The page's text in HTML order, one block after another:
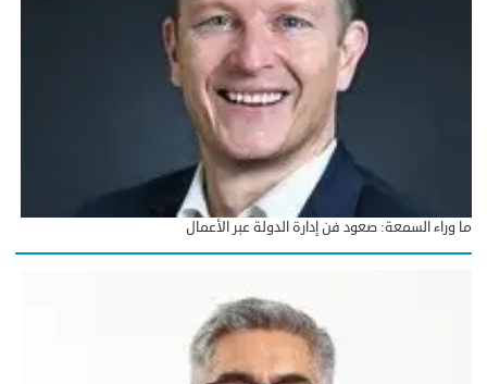
ما وراء السمعة: صعود فن إدارة الدولة عبر الأعمال